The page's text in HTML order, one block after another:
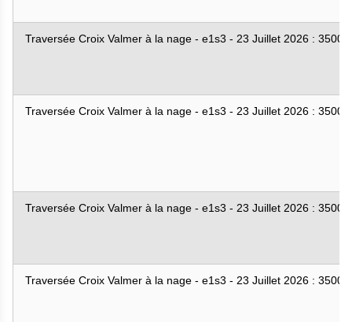
Traversée Croix Valmer à la nage - e1s3 - 23 Juillet 2026 : 3500m
Traversée Croix Valmer à la nage - e1s3 - 23 Juillet 2026 : 3500m
Traversée Croix Valmer à la nage - e1s3 - 23 Juillet 2026 : 3500m
Traversée Croix Valmer à la nage - e1s3 - 23 Juillet 2026 : 3500m